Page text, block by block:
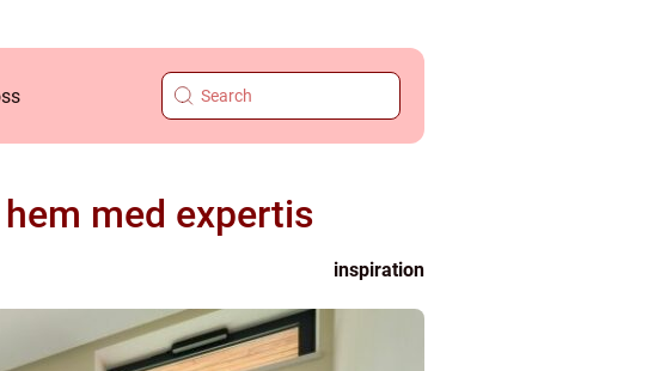
med expertis
inspiration